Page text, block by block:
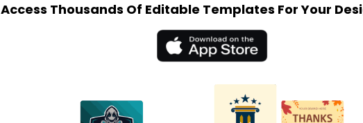
Access Thousands Of Editable Templates For Your